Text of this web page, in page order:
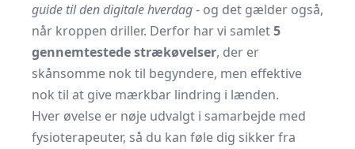
guide til den digitale hverdag- og det gælder også,
når kroppen driller. Derfor har vi samlet5
gennemtestede strækøvelser, der er
skånsomme nok til begyndere, men effektive
nok til at give mærkbar lindring i lænden.
Hver øvelse er nøje udvalgt i samarbejde med
fysioterapeuter, så du kan føle dig sikker fra